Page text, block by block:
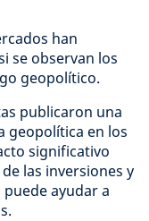
han
se observan los
geopolítico.
publicaron una
geopolítica en los
significativo
las inversiones y
ayudar a